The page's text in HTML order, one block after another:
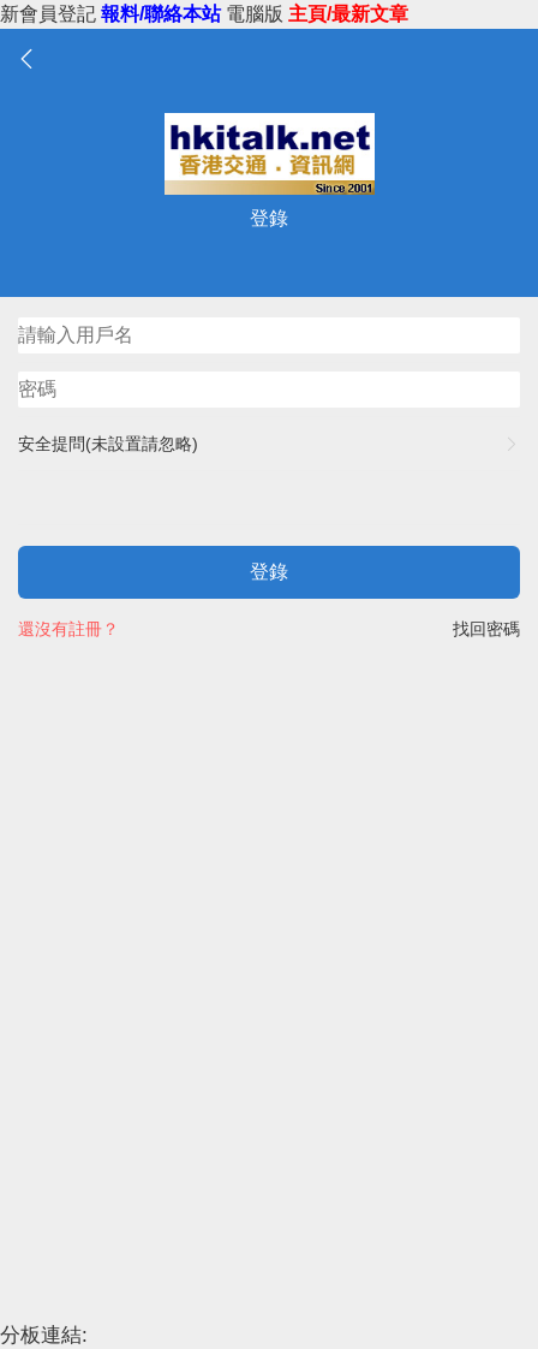
新會員登記 報料/聯絡本站 電腦版 主頁/最新文章
登錄
安全提問(未設置請忽略)
登錄
找回密碼
還沒有註冊？
分板連結: